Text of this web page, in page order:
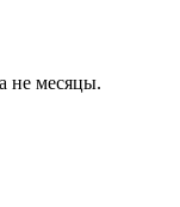
не месяцы.